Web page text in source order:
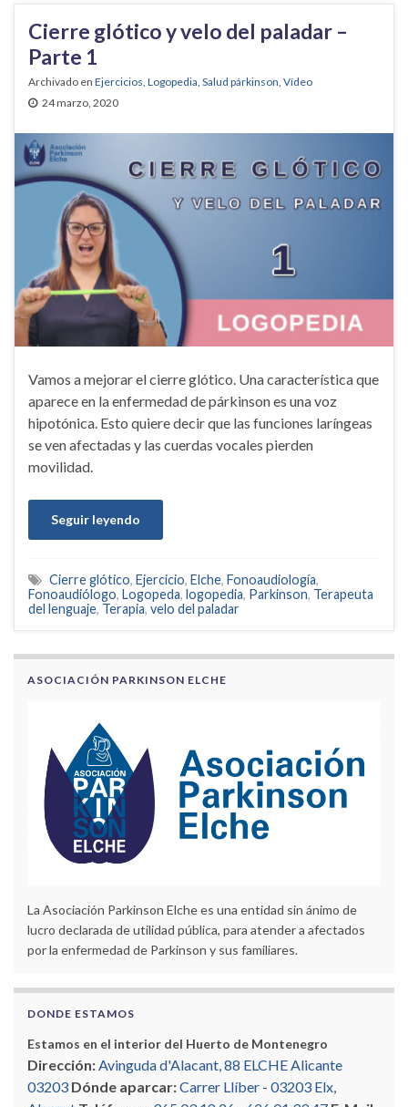
Cierre glótico y velo del paladar –
Parte 1
Archivado en Ejercicios, Logopedia, Salud párkinson, Vídeo
24 marzo, 2020
Vamos a mejorar el cierre glótico. Una característica que
aparece en la enfermedad de párkinson es una voz
hipotónica. Esto quiere decir que las funciones laríngeas
se ven afectadas y las cuerdas vocales pierden
movilidad.
Seguir leyendo
Cierre glótico, Ejercicio, Elche, Fonoaudiología,
Fonoaudiólogo, Logopeda, logopedia, Parkinson, Terapeuta
del lenguaje, Terapia, velo del paladar
ASOCIACIÓN PARKINSON ELCHE
La Asociación Parkinson Elche es una entidad sin ánimo de
lucro declarada de utilidad pública, para atender a afectados
por la enfermedad de Parkinson y sus familiares.
DONDE ESTAMOS
Estamos en el interior del Huerto de Montenegro
Dirección:Avinguda d'Alacant, 88 ELCHE Alicante
03203 Dónde aparcar:Carrer Llíber - 03203 Elx,